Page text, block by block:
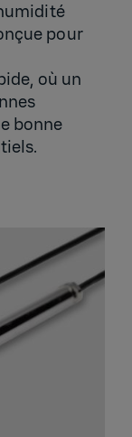
pour
où un
bonne